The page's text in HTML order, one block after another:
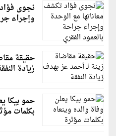
نجوى
وإجراء
حقيقة
زيادة
حمو بيكا
بكلمات